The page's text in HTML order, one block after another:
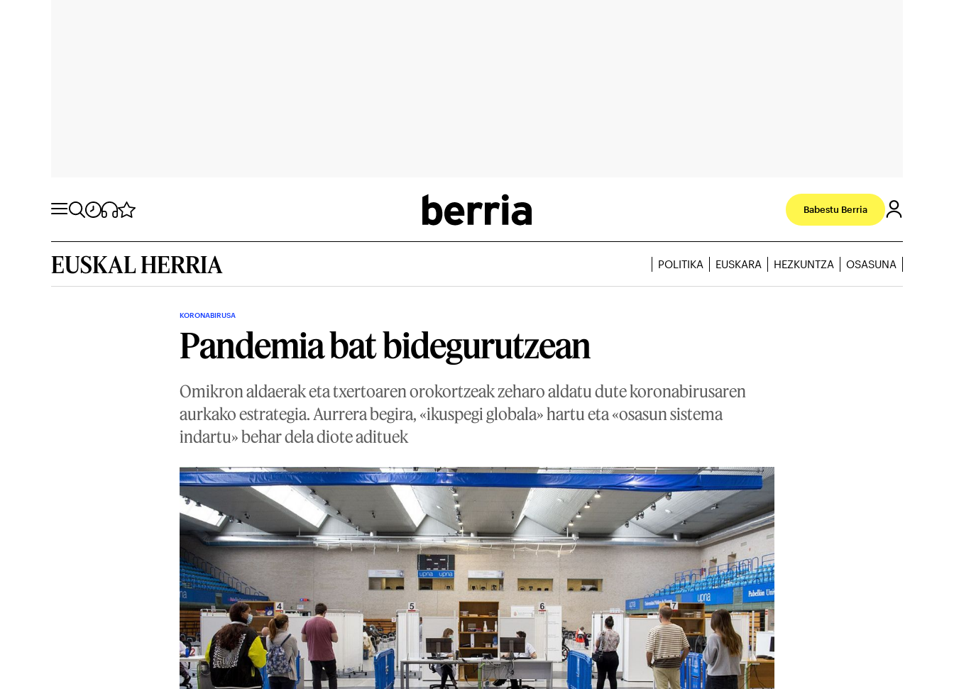
Babestu Berria
EUSKAL HERRIA POLITIKA EUSKARA HEZKUNTZA OSASUNA
KORONABIRUSA
Pandemia bat bidegurutzean
Omikron aldaerak eta txertoaren orokortzeak zeharo aldatu dute koronabirusaren
aurkako estrategia. Aurrera begira, «ikuspegi globala» hartu eta «osasun sistema
indartu» behar dela diote adituek